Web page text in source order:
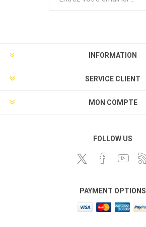
INFORMATION
SERVICE CLIENT
MON COMPTE
FOLLOW US
PAYMENT OPTIONS